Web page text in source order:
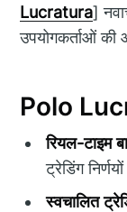
Lucratura]
उपयोगकर्ताओं की
Polo
रियल-टाइम
ट्रेडिंग
स्वचालित